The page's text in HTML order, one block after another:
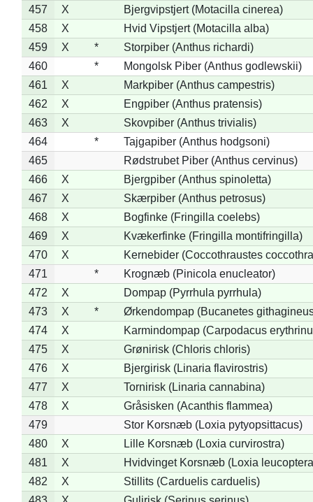
457
X
Bjergvipstjert (Motacilla cinerea)
458
X
Hvid Vipstjert (Motacilla alba)
459
X *
Storpiber (Anthus richardi)
460
*
Mongolsk Piber (Anthus godlewskii)
461
X
Markpiber (Anthus campestris)
462
X
Engpiber (Anthus pratensis)
463
X
Skovpiber (Anthus trivialis)
464
*
Tajgapiber (Anthus hodgsoni)
465
Rødstrubet Piber (Anthus cervinus)
466
X
Bjergpiber (Anthus spinoletta)
467
X
Skærpiber (Anthus petrosus)
468
X
Bogfinke (Fringilla coelebs)
469
X
Kvækerfinke (Fringilla montifringilla)
470
X
Kernebider (Coccothraustes
471
*
Krognæb (Pinicola enucleator)
472
X
Dompap (Pyrrhula pyrrhula)
473
X *
Ørkendompap (Bucanetes
474
X
Karmindompap (Carpodacus
475
X
Grønirisk (Chloris chloris)
476
X
Bjergirisk (Linaria flavirostris)
477
X
Tornirisk (Linaria cannabina)
478
X
Gråsisken (Acanthis flammea)
479
Stor Korsnæb (Loxia pytyopsittacus)
480
X
Lille Korsnæb (Loxia curvirostra)
481
X
Hvidvinget Korsnæb (Loxia
482
X
Stillits (Carduelis carduelis)